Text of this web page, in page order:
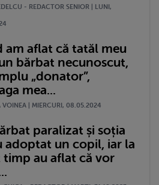
- REDACTOR SENIOR | LUNI,
am aflat că tatăl meu
bărbat necunoscut,
„donator”,
mea...
VOINEA | MIERCURI, 08.05.2024
paralizat și soția
adoptat un copil, iar la
timp au aflat că vor